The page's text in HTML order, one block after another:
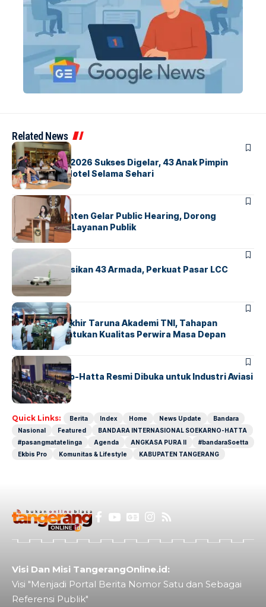
Related News
BERITAINDEX
GM For A Day 2026 Sukses Digelar, 43 Anak Pimpin
Operasional Hotel Selama Sehari
BANDARA BERITA
Karantina Banten Gelar Public Hearing, Dorong
Transparansi Layanan Publik
BANDARA
Citilink Operasikan 43 Armada, Perkuat Pasar LCC
Nasional
BERITA
Sidang Pantukhir Taruna Akademi TNI, Tahapan
Strategis Tentukan Kualitas Perwira Masa Depan
BANDARA BERITA
IALC Soekarno-Hatta Resmi Dibuka untuk Industri Aviasi
Dunia
Quick Links: Berita Index Home News Update
Bandara
Nasional
Featured
BANDARA INTERNASIONAL SOEKARNO-HATTA
#pasangmatatelinga
Agenda ANGKASA PURA II
#bandaraSoetta
Ekbis Pro
Komunitas & Lifestyle KABUPATEN TANGERANG
Visi Dan Misi TangerangOnline.id:
Visi "Menjadi Portal Berita Nomor Satu dan Sebagai
Referensi Publik"